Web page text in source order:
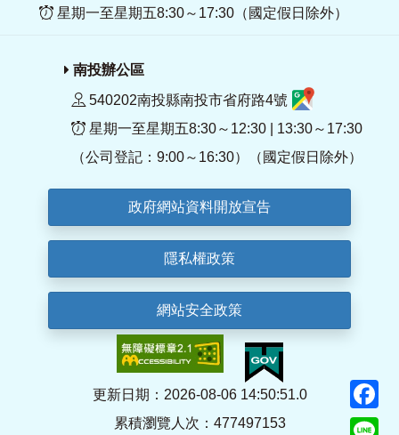
星期一至星期五8:30～17:30（國定假日除外）
南投辦公區
540202南投縣南投市省府路4號
星期一至星期五8:30～12:30 | 13:30～17:30
（公司登記：9:00～16:30）（國定假日除外）
政府網站資料開放宣告
隱私權政策
網站安全政策
更新日期：2026-08-06 14:50:51.0
累積瀏覽人次：477497153